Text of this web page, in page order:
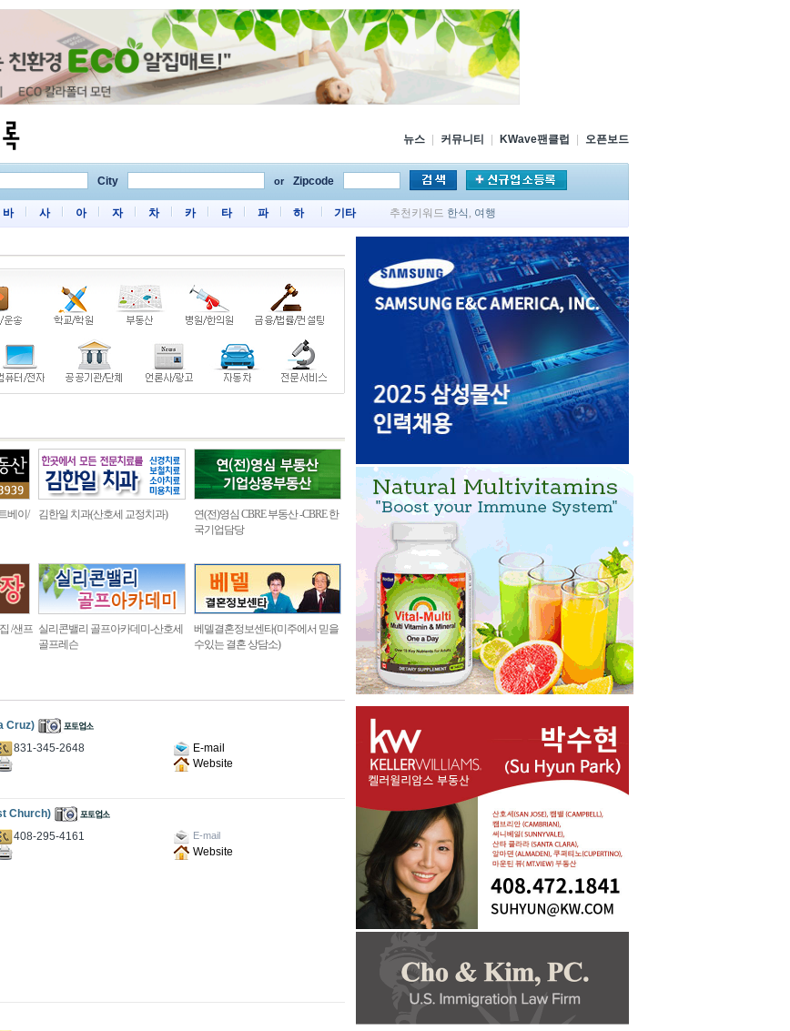
뉴스 커뮤니티 KWave팬클럽 오픈보드
City or Zipcode
바 사 아 자 차 카 타 파 하 기타 추천키워드 한식 , 여행
베이/
김한일 치과(산호세 교정치과)
연(전)영심 CBRE 부동산 -CBRE 한
국기업담당
/샌프 실리콘밸리 골프아카데미-산호세
골프레슨
베델결혼정보센타(미주에서 믿을
수있는 결혼 상담소)
Cruz)
831-345-2648
E-mail
Website
Church)
408-295-4161 E-mail
Website